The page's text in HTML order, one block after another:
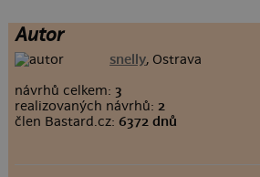
Autor
snelly, Ostrava
návrhů celkem: 3
realizovaných návrhů:2
člen Bastard.cz:6372 dnů